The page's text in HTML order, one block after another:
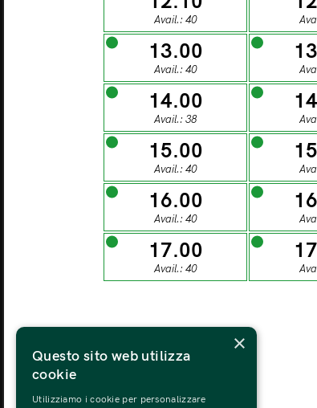
MONDAY
03
MONDAY
10
MONDAY
Avail.: 40
13.00
Avail.: 40
14.00
Avail.: 38
15.00
Avail.: 40
16.00
Avail.: 40
17.00
Avail.: 40
×
Questo sito web utilizza
cookie
Utilizziamo i cookie per personalizzare